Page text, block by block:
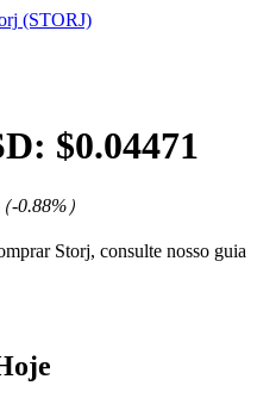
(STORJ)
$0.04471
（-0.88%）
Storj, consulte nosso guia